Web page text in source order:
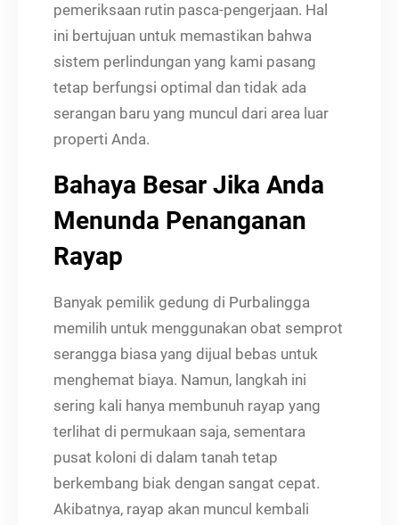
pemeriksaan rutin pasca-pengerjaan. Hal
ini bertujuan untuk memastikan bahwa
sistem perlindungan yang kami pasang
tetap berfungsi optimal dan tidak ada
serangan baru yang muncul dari area luar
properti Anda.
Bahaya Besar Jika Anda
Menunda Penanganan
Rayap
Banyak pemilik gedung di Purbalingga
memilih untuk menggunakan obat semprot
serangga biasa yang dijual bebas untuk
menghemat biaya. Namun, langkah ini
sering kali hanya membunuh rayap yang
terlihat di permukaan saja, sementara
pusat koloni di dalam tanah tetap
berkembang biak dengan sangat cepat.
Akibatnya, rayap akan muncul kembali